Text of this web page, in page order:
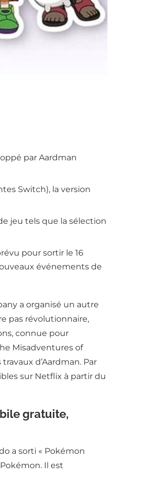
par Aardman
Switch), la version
jeu tels que la sélection
pour sortir le 16
événements de
a organisé un autre
pas révolutionnaire,
connue pour
Misadventures of
d’Aardman. Par
sur Netflix à partir du
gratuite,
a sorti « Pokémon
Il est